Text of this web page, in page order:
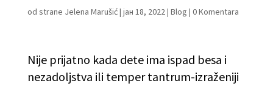
od strane Jelena Marušić| јан 18, 2022| Blog | 0 Komentara
Nije prijatno kada dete ima ispad besa i
nezadoljstva ili temper tantrum-izraženiji